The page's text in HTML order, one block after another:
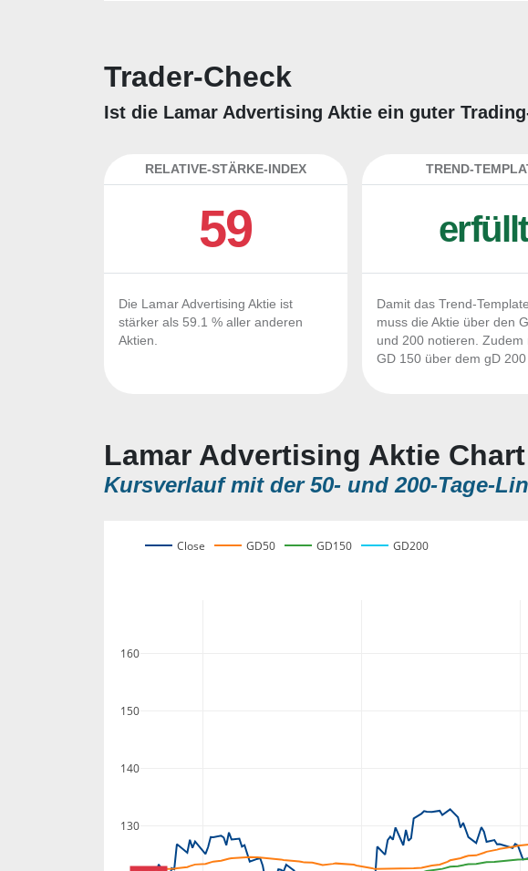
Trader-Check
Ist die Lamar Advertising Aktie ein guter
RELATIVE-STÄRKE-INDEX
59
Die Lamar Advertising Aktie ist
stärker als 59.1 % aller anderen
Aktien.
TREND-
erfüllt
Damit das Trend-
muss die Aktie über den
und 200 notieren. Zudem
GD 150 über dem gD
Lamar Advertising Aktie Chart
Kursverlauf mit der 50- und 200-Tage-
130
140
150
160
Close GD50 GD150 GD200